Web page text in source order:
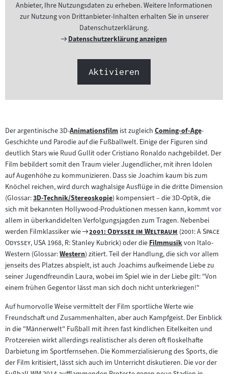
Anbieter, Ihre Nutzungsdaten zu erheben. Weitere Informationen
zur Nutzung von Drittanbieter-Inhalten erhalten Sie in unserer
Datenschutzerklärung.
Externer
Datenschutzerklärung anzeigen
Aktivieren
Der argentinische 3D-Zum
Inhalt:
Animationsfilm ist zugleich Zum
Inhalt:
Coming-of-Age-
Geschichte und Parodie auf die Fußballwelt. Einige der Figuren sind
deutlich Stars wie Ruud Gullit oder Cristiano Ronaldo nachgebildet. Der
Film bebildert somit den Traum vieler Jugendlicher, mit ihren Idolen
auf Augenhöhe zu kommunizieren. Dass sie Joachim kaum bis zum
Knöchel reichen, wird durch waghalsige Ausflüge in die dritte Dimension
(Glossar:Zum
Inhalt:
3D-Technik/Stereoskopie) kompensiert – die 3D-Optik, die
sich mit bekannten Hollywood-Produktionen messen kann, kommt vor
allem in überkandidelten Verfolgungsjagden zum Tragen. Nebenbei
werden Filmklassiker wie
Zum
Filmarchiv:
"
2001: Odyssee im Weltraum "("2001: A Space
Odyssey", USA 1968, R: Stanley Kubrick) oder dieZum
Inhalt:
Filmmusikvon Italo-
Western (Glossar:Zum
Inhalt:
Western) zitiert. Teil der Handlung, die sich vor allem
jenseits des Platzes abspielt, ist auch Joachims aufkeimende Liebe zu
seiner Jugendfreundin Laura, wobei im Spiel wie in der Liebe gilt: "Von
einem frühen Gegentor lässt man sich doch nicht unterkriegen!"
Auf humorvolle Weise vermittelt der Film sportliche Werte wie
Freundschaft und Zusammenhalten, aber auch Kampfgeist. Der Einblick
in die "Männerwelt" Fußball mit ihren fast kindlichen Eitelkeiten und
Protzereien wirkt allerdings realistischer als deren oft floskelhafte
Darbietung im Sportfernsehen. Die Kommerzialisierung des Sports, die
der Film kritisiert, lässt sich auch im Unterricht diskutieren. Die vor der